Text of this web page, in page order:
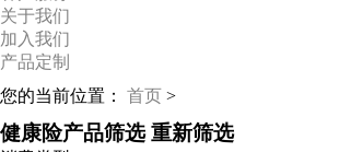
关于我们
加入我们
产品定制
您的当前位置： 首页 >
健康险产品筛选 重新筛选